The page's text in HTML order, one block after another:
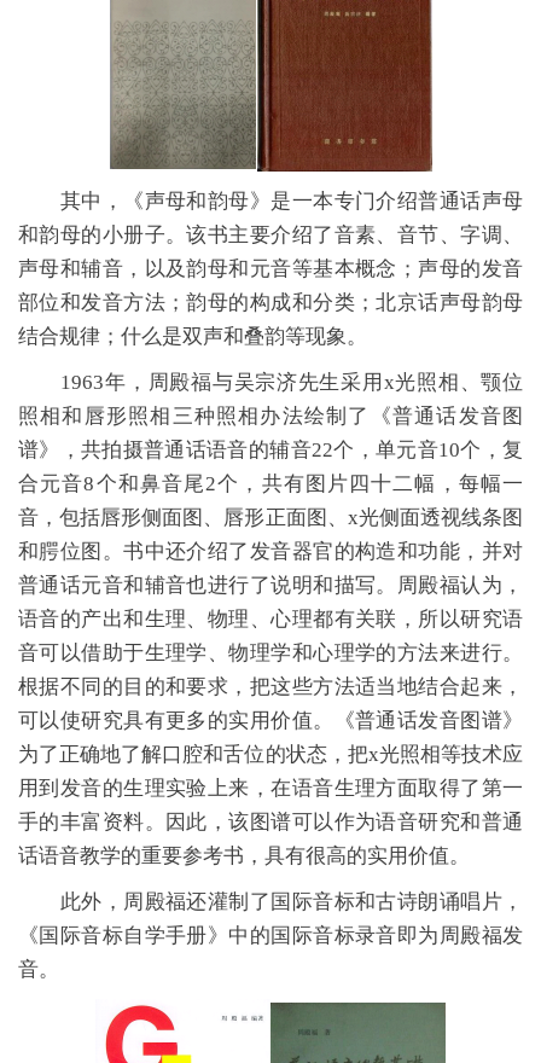
其中，《声母和韵母》是一本专门介绍普通话声母
和韵母的小册子。该书主要介绍了音素、音节、字调、
声母和辅音，以及韵母和元音等基本概念；声母的发音
部位和发音方法；韵母的构成和分类；北京话声母韵母
结合规律；什么是双声和叠韵等现象。
1963年，周殿福与吴宗济先生采用x光照相、颚位
照相和唇形照相三种照相办法绘制了《普通话发音图
谱》，共拍摄普通话语音的辅音22个，单元音10个，复
合元音8个和鼻音尾2个，共有图片四十二幅，每幅一
音，包括唇形侧面图、唇形正面图、x光侧面透视线条图
和腭位图。书中还介绍了发音器官的构造和功能，并对
普通话元音和辅音也进行了说明和描写。周殿福认为，
语音的产出和生理、物理、心理都有关联，所以研究语
音可以借助于生理学、物理学和心理学的方法来进行。
根据不同的目的和要求，把这些方法适当地结合起来，
可以使研究具有更多的实用价值。
《普通话发音图谱》
为了正确地了解口腔和舌位的状态，把x光照相等技术应
用到发音的生理实验上来，在语音生理方面取得了第一
手的丰富资料。因此，该图谱可以作为语音研究和普通
话语音教学的重要参考书，具有很高的实用价值。
此外，周殿福还灌制了国际音标和古诗朗诵唱片，
《国际音标自学手册》中的国际音标录音即为周殿福发
音。